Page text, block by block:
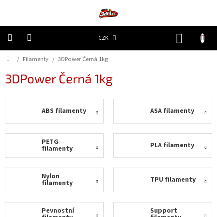
CZK
díly
ceny
Domů
/ Filamenty / 3DPower Černá 1kg
3DPower Černá 1kg
ABS filamenty ASA filamenty
PETG
filamenty PLA filamenty
Nylon
filamenty TPU filamenty
Pevnostní Support